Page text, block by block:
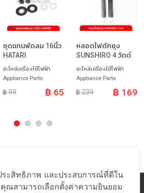
ชุดแกนพัดลม 16นิ้ว
HATARI
อะไหล่เครื่องใช้ไฟฟ้า
Appliance Parts
฿ 99 ฿ 65
หลอดไฟดักยุง
SUNSHIRO 4 วัตต์
อะไหล่เครื่องใช้ไฟฟ้า
Appliance Parts
฿ 239 ฿ 169
ระสิทธิภาพ และประสบการณ์ที่ดีใน
คุณสามารถเลือกตั้งค่าความยินยอม